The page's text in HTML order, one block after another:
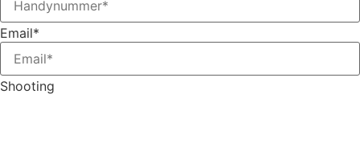
Email*
Shooting